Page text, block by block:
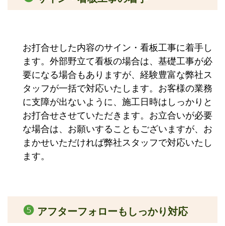
お打合せした内容のサイン・看板工事に着手し
ます。外部野立て看板の場合は、基礎工事が必
要になる場合もありますが、経験豊富な弊社ス
タッフが一括で対応いたします。お客様の業務
に支障が出ないように、施工日時はしっかりと
お打合せさせていただきます。お立合いが必要
な場合は、お願いすることもございますが、お
まかせいただければ弊社スタッフで対応いたし
ます。
❺ アフターフォローもしっかり対応